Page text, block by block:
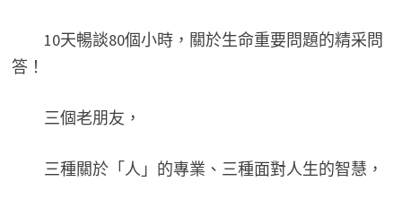
10天暢談80個小時，關於生命重要問題的精采問
答！
三個老朋友，
三種關於「人」的專業、三種面對人生的智慧，